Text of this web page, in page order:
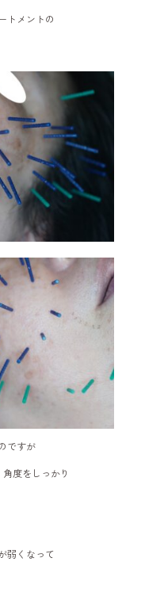
トメントの
ですが
度をしっかり
弱くなって